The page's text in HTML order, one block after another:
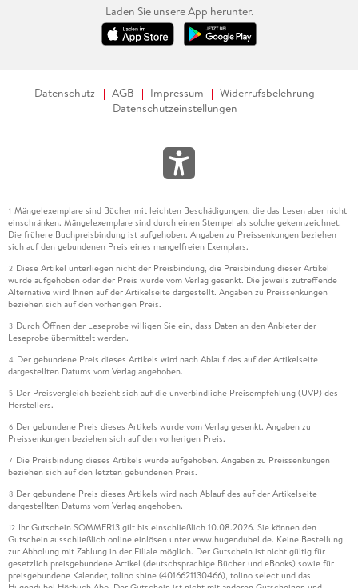
Laden Sie unsere App herunter.
Datenschutz AGB Impressum
Widerrufsbelehrung
Datenschutzeinstellungen
1 Mängelexemplare sind Bücher mit leichten Beschädigungen, die das Lesen aber nicht
einschränken. Mängelexemplare sind durch einen Stempel als solche gekennzeichnet.
Die frühere Buchpreisbindung ist aufgehoben. Angaben zu Preissenkungen beziehen
sich auf den gebundenen Preis eines mangelfreien Exemplars.
2 Diese Artikel unterliegen nicht der Preisbindung, die Preisbindung dieser Artikel
wurde aufgehoben oder der Preis wurde vom Verlag gesenkt. Die jeweils zutreffende
Alternative wird Ihnen auf der Artikelseite dargestellt. Angaben zu Preissenkungen
beziehen sich auf den vorherigen Preis.
3 Durch Öffnen der Leseprobe willigen Sie ein, dass Daten an den Anbieter der
Leseprobe übermittelt werden.
4 Der gebundene Preis dieses Artikels wird nach Ablauf des auf der Artikelseite
dargestellten Datums vom Verlag angehoben.
5 Der Preisvergleich bezieht sich auf die unverbindliche Preisempfehlung (UVP) des
Herstellers.
6 Der gebundene Preis dieses Artikels wurde vom Verlag gesenkt. Angaben zu
Preissenkungen beziehen sich auf den vorherigen Preis.
7 Die Preisbindung dieses Artikels wurde aufgehoben. Angaben zu Preissenkungen
beziehen sich auf den letzten gebundenen Preis.
8 Der gebundene Preis dieses Artikels wird nach Ablauf des auf der Artikelseite
dargestellten Datums vom Verlag angehoben.
12 Ihr Gutschein SOMMER13 gilt bis einschließlich 10.08.2026. Sie können den
Gutschein ausschließlich online einlösen unter www.hugendubel.de. Keine Bestellung
zur Abholung mit Zahlung in der Filiale möglich. Der Gutschein ist nicht gültig für
gesetzlich preisgebundene Artikel (deutschsprachige Bücher und eBooks) sowie für
preisgebundene Kalender, tolino shine (4016621130466), tolino select und das